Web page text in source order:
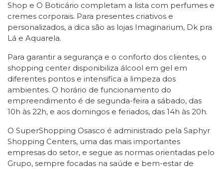
Shop e O Boticário completam a lista com perfumes e
cremes corporais. Para presentes criativos e
personalizados, a dica são as lojas Imaginarium, Dk pra
Lá e Aquarela.
Para garantir a segurança e o conforto dos clientes, o
shopping center disponibiliza álcool em gel em
diferentes pontos e intensifica a limpeza dos
ambientes. O horário de funcionamento do
empreendimento é de segunda-feira a sábado, das
10h às 22h, e aos domingos e feriados, das 14h às 20h.
O SuperShopping Osasco é administrado pela Saphyr
Shopping Centers, uma das mais importantes
empresas do setor, e segue as normas orientadas pelo
Grupo, sempre focadas na saúde e bem-estar de